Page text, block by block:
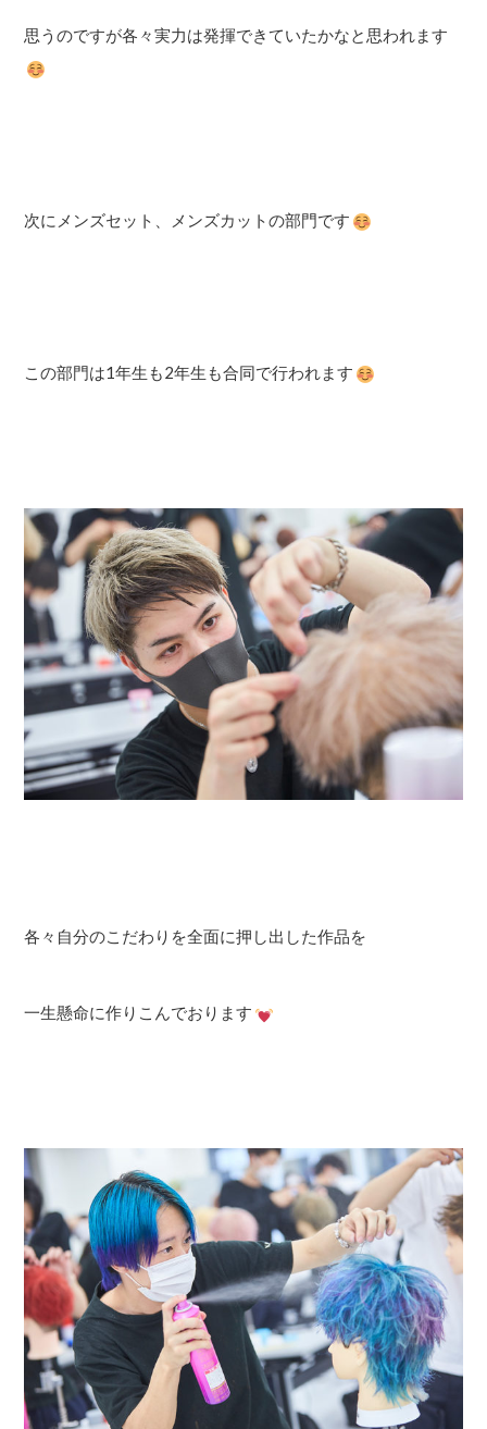
思うのですが各々実力は発揮できていたかなと思われます
次にメンズセット、メンズカットの部門です
この部門は1年生も2年生も合同で行われます
各々自分のこだわりを全面に押し出した作品を
一生懸命に作りこんでおります